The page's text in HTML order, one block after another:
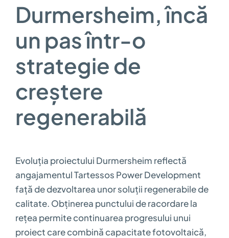
Durmersheim, încă
un pas într-o
strategie de
creștere
regenerabilă
Evoluția proiectului Durmersheim reflectă
angajamentul Tartessos Power Development
față de dezvoltarea unor soluții regenerabile de
calitate. Obținerea punctului de racordare la
rețea permite continuarea progresului unui
proiect care combină capacitate fotovoltaică,